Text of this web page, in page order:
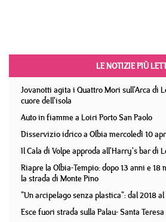
LE NOTIZIE PIÙ
Jovanotti agita i Quattro Mori sull'Arca di
cuore dell'isola
Auto in fiamme a Loiri Porto San Paolo
Disservizio idrico a Olbia mercoledì 10
Il Cala di Volpe approda all'Harry's bar di
Riapre la Olbia-Tempio: dopo 13 anni e
la strada di Monte Pino
"Un arcipelago senza plastica": dal 2018
Esce fuori strada sulla Palau- Santa